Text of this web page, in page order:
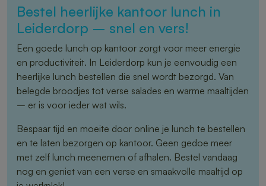
Bestel heerlijke kantoor lunch in
Leiderdorp – snel en vers!
Een goede lunch op kantoor zorgt voor meer energie
en productiviteit. In Leiderdorp kun je eenvoudig een
heerlijke lunch bestellen die snel wordt bezorgd. Van
belegde broodjes tot verse salades en warme maaltijden
– er is voor ieder wat wils.
Bespaar tijd en moeite door online je lunch te bestellen
en te laten bezorgen op kantoor. Geen gedoe meer
met zelf lunch meenemen of afhalen. Bestel vandaag
nog en geniet van een verse en smaakvolle maaltijd op